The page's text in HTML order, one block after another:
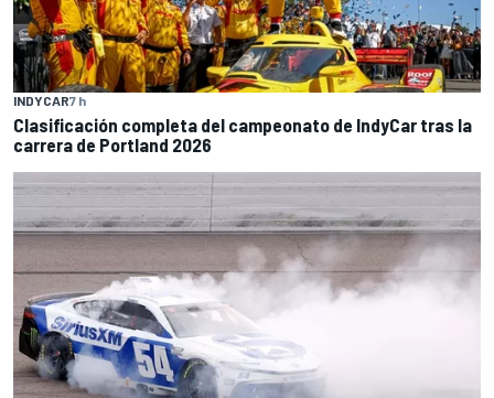
INDYCAR7 h
Clasificación completa del campeonato de IndyCar tras la
carrera de Portland 2026